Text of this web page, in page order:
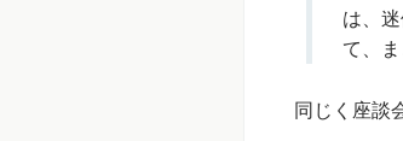
は、
て、
同じく座談